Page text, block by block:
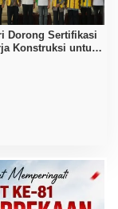
Dorong Sertifikasi
Konstruksi untuk